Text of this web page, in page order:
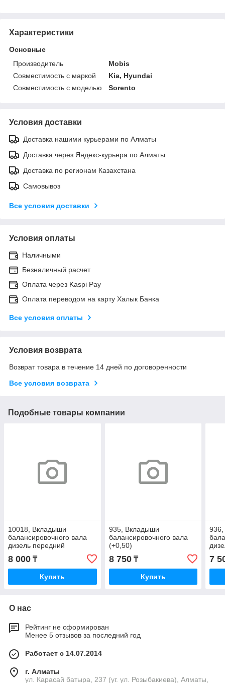
Характеристики
Основные
Производитель
Mobis
Совместимость с маркой
Kia, Hyundai
Совместимость с моделью
Sorento
Условия доставки
Доставка нашими курьерами по Алматы
Доставка через Яндекс-курьера по Алматы
Доставка по регионам Казахстана
Самовывоз
Все условия доставки
Условия оплаты
Наличными
Безналичный расчет
Оплата через Kaspi Pay
Оплата переводом на карту Халык Банка
Все условия оплаты
Условия возврата
Возврат товара в течение 14 дней по договоренности
Все условия возврата
Подобные товары компании
10018, Вкладыши
балансировочного вала
дизель передний
8 000 ₸
Купить
935, Вкладыши
балансировочного вала
(+0,50)
8 750₸
Купить
7
О нас
Рейтинг не сформирован
Менее 5 отзывов за последний год
Работает с 14.07.2014
г. Алматы
ул. Карасай батыра, 237 (уг. ул. Розыбакиева), Алматы,